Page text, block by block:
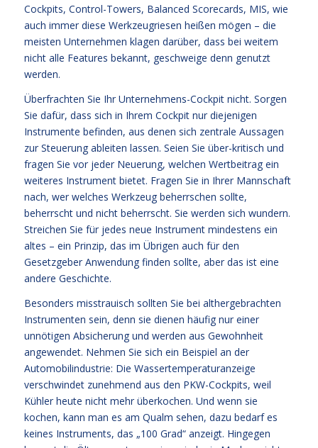
Cockpits, Control-Towers, Balanced Scorecards, MIS, wie
auch immer diese Werkzeugriesen heißen mögen – die
meisten Unternehmen klagen darüber, dass bei weitem
nicht alle Features bekannt, geschweige denn genutzt
werden.
Überfrachten Sie Ihr Unternehmens-Cockpit nicht. Sorgen
Sie dafür, dass sich in Ihrem Cockpit nur diejenigen
Instrumente befinden, aus denen sich zentrale Aussagen
zur Steuerung ableiten lassen. Seien Sie über-kritisch und
fragen Sie vor jeder Neuerung, welchen Wertbeitrag ein
weiteres Instrument bietet. Fragen Sie in Ihrer Mannschaft
nach, wer welches Werkzeug beherrschen sollte,
beherrscht und nicht beherrscht. Sie werden sich wundern.
Streichen Sie für jedes neue Instrument mindestens ein
altes – ein Prinzip, das im Übrigen auch für den
Gesetzgeber Anwendung finden sollte, aber das ist eine
andere Geschichte.
Besonders misstrauisch sollten Sie bei althergebrachten
Instrumenten sein, denn sie dienen häufig nur einer
unnötigen Absicherung und werden aus Gewohnheit
angewendet. Nehmen Sie sich ein Beispiel an der
Automobilindustrie: Die Wassertemperaturanzeige
verschwindet zunehmend aus den PKW-Cockpits, weil
Kühler heute nicht mehr überkochen. Und wenn sie
kochen, kann man es am Qualm sehen, dazu bedarf es
keines Instruments, das „100 Grad“ anzeigt. Hingegen